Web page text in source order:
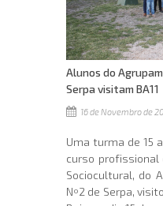
Alunos do
Serpa visitam BA11
16 de Novembro de
Uma turma de 15
curso profissional
Sociocultural, do
Nº2 de Serpa,